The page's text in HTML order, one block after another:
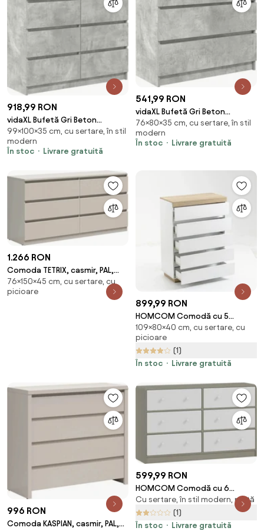
918,99 RON
vidaXL Bufetă Gri Beton
100x35x99 cm Lemn prelucrat
99×100×35 cm, cu sertare, în stil
modern
În stoc
Livrare gratuită
541,99 RON
vidaXL Bufetă Gri Beton
80x35x76 cm Lemn prelucrat
76×80×35 cm, cu sertare, în stil
modern
În stoc
Livrare gratuită
1.266 RON
Comoda TETRIX, casmir, PAL,
150x45x76 cm
76×150×45 cm, cu sertare, cu
picioare
899,99 RON
HOMCOM Comodă cu 5
Sertare din Lemn, Comodă
pentru Dormitor cu Dispozitiv
Anti-Răsturnare, 80x40x109
cm, Alb | Aosom Romania
109×80×40 cm, cu sertare, cu
picioare
(1)
În stoc
Livrare gratuită
996 RON
Comoda KASPIAN, casmir, PAL,
599,99 RON
HOMCOM Comodă cu 6
sertare pentru dormitor, alb și
gri | Aosom Romania
Cu sertare, în stil modern, mată
(1)
În stoc
Livrare gratuită